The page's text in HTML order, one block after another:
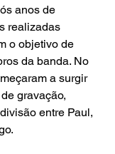
anos de
realizadas
o objetivo de
da banda. No
a surgir
gravação,
entre Paul,